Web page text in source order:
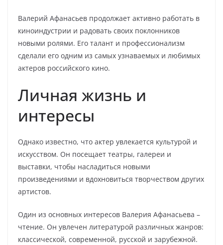
Валерий Афанасьев продолжает активно работать в
киноиндустрии и радовать своих поклонников
новыми ролями. Его талант и профессионализм
сделали его одним из самых узнаваемых и любимых
актеров российского кино.
Личная жизнь и
интересы
Однако известно, что актер увлекается культурой и
искусством. Он посещает театры, галереи и
выставки, чтобы насладиться новыми
произведениями и вдохновиться творчеством других
артистов.
Один из основных интересов Валерия Афанасьева –
чтение. Он увлечен литературой различных жанров:
классической, современной, русской и зарубежной.